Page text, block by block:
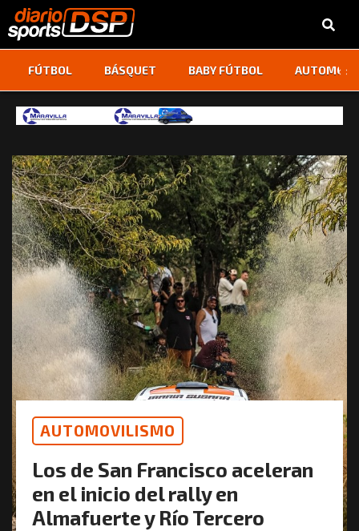
FÚTBOL BÁSQUET BABY FÚTBOL ‹ ›
AUTOMOVILISMO
Los de San Francisco aceleran
en el inicio del rally en
Almafuerte y Río Tercero